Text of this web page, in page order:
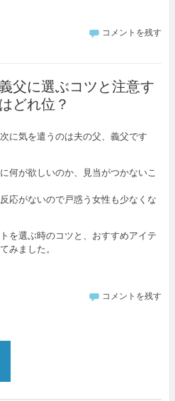
コメントを残す
父に選ぶコツと注意す
どれ位？
に気を遣うのは夫の父、義父です
何が欲しいのか、見当がつかないこ
応がないので戸惑う女性も少なくな
を選ぶ時のコツと、おすすめアイテ
みました。
コメントを残す